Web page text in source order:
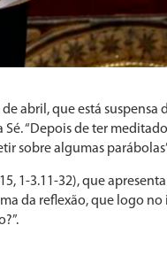
abril, que está suspensa
“Depois de ter
sobre algumas
1-3.11-32), que apresenta
da reflexão, que logo